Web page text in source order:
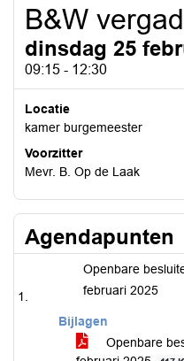
B&W
dinsdag 25
09:15 - 12:30
Locatie
kamer burgemeester
Voorzitter
Mevr. B. Op de Laak
Agendapunten
Openbare
februari 2025
Bijlagen
Openbare